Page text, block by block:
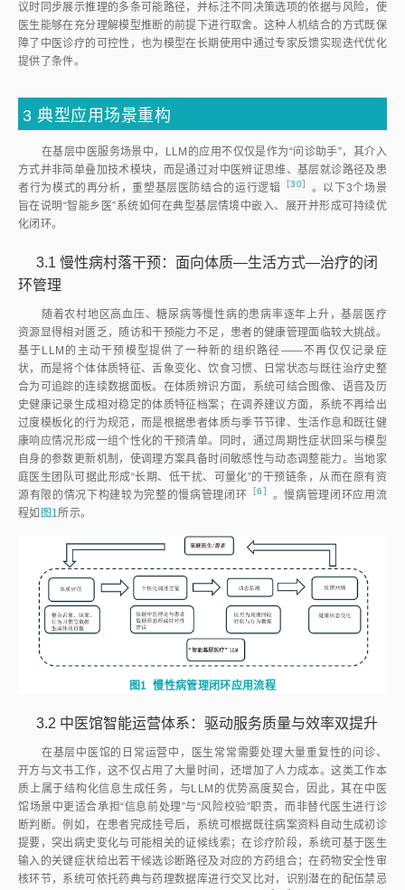
议时同步展示推理的多条可能路径，并标注不同决策选项的依据与风险，使
医生能够在充分理解模型推断的前提下进行取舍。这种人机结合的方式既保
障了中医诊疗的可控性，也为模型在长期使用中通过专家反馈实现迭代优化
提供了条件。
3 典型应用场景重构
在基层中医服务场景中，LLM的应用不仅仅是作为“问诊助手”，其介入
方式并非简单叠加技术模块，而是通过对中医辨证思维、基层就诊路径及患
者行为模式的再分析，重塑基层医防结合的运行逻辑 ［30］ 。以下3个场景
旨在说明“智能乡医”系统如何在典型基层情境中嵌入、展开并形成可持续优
化闭环。
3.1 慢性病村落干预：面向体质—生活方式—治疗的闭
环管理
随着农村地区高血压、糖尿病等慢性病的患病率逐年上升，基层医疗
资源显得相对匮乏，随访和干预能力不足，患者的健康管理面临较大挑战。
基于LLM的主动干预模型提供了一种新的组织路径——不再仅仅记录症
状，而是将个体体质特征、舌象变化、饮食习惯、日常状态与既往治疗史整
合为可追踪的连续数据面板。在体质辨识方面，系统可结合图像、语音及历
史健康记录生成相对稳定的体质特征档案；在调养建议方面，系统不再给出
过度模板化的行为规范，而是根据患者体质与季节节律、生活作息和既往健
康响应情况形成一组个性化的干预清单。同时，通过周期性症状回采与模型
自身的参数更新机制，使调理方案具备时间敏感性与动态调整能力。当地家
庭医生团队可据此形成“长期、低干扰、可量化”的干预链条，从而在原有资
源有限的情况下构建较为完整的慢病管理闭 环 ［6］ 。慢病管理闭环应用流
程如 图1所示。
图1 慢性病管理闭环应用流程
3.2 中医馆智能运营体系：驱动服务质量与效率双提升
在基层中医馆的日常运营中，医生常常需要处理大量重复性的问诊、
开方与文书工作，这不仅占用了大量时间，还增加了人力成本。这类工作本
质上属于结构化信息生成任务，与LLM的优势高度契合，因此，其在中医
馆场景中更适合承担“信息前处理”与“风险校验”职责，而非替代医生进行诊
断判断。例如，在患者完成挂号后，系统可根据既往病案资料自动生成初诊
提要，突出病史变化与可能相关的证候线索；在诊疗阶段，系统可基于医生
输入的关键症状给出若干候选诊断路径及对应的方药组合；在药物安全性审
核环节，系统可依托药典与药理数据库进行交叉比对，识别潜在的配伍禁忌